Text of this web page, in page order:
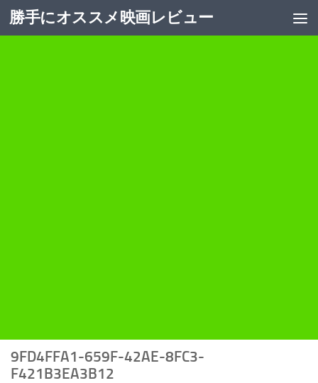
コンテンツへスキップ
勝手にオススメ映画レビュー
9FD4FFA1-659F-42AE-8FC3-
F421B3EA3B12